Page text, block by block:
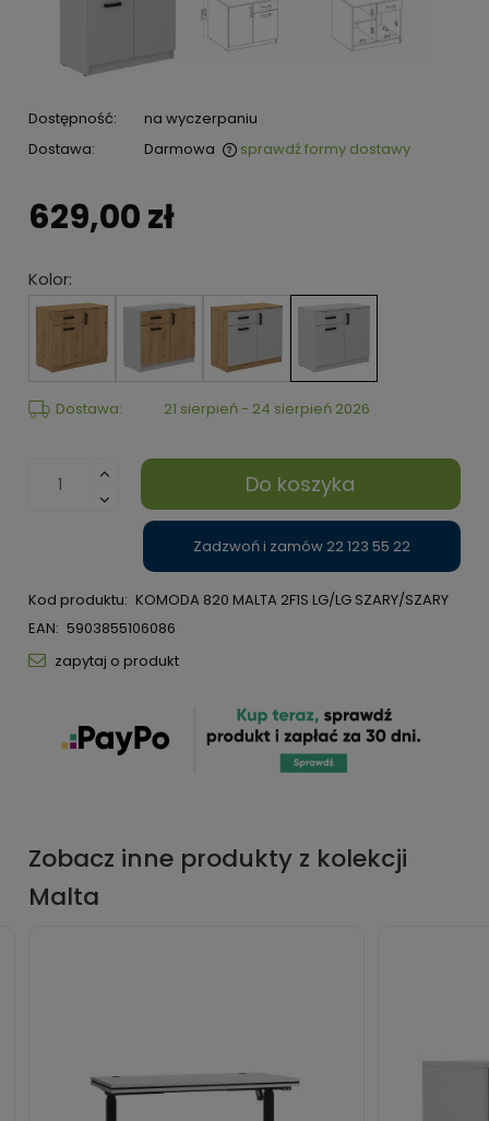
Dostępność:
na wyczerpaniu
Dostawa:
Darmowa sprawdź formy dostawy
629,00 zł
Kolor:
Dostawa: 21 sierpień - 24 sierpień 2026
Do koszyka
Zadzwoń i zamów 22 123 55 22
Kod produktu: KOMODA 820 MALTA 2F1S LG/LG SZARY/SZARY
EAN: 5903855106086
zapytaj o produkt
Zobacz inne produkty z kolekcji
Malta